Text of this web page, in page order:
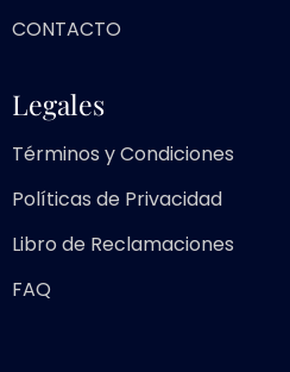
CONTACTO
Legales
Términos y Condiciones
Políticas de Privacidad
Libro de Reclamaciones
FAQ